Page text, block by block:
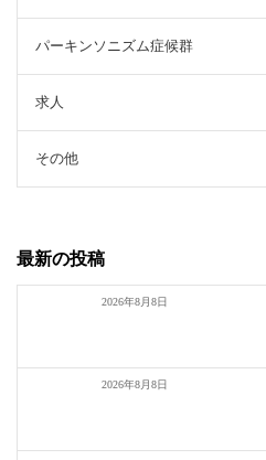
パーキンソニズム症候群
求人
その他
最新の投稿
2026年8月8日
2026年8月8日